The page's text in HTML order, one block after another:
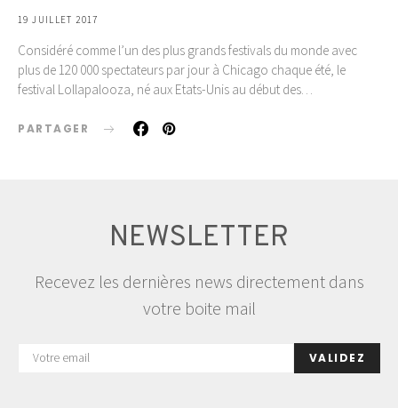
19 JUILLET 2017
Considéré comme l’un des plus grands festivals du monde avec
plus de 120 000 spectateurs par jour à Chicago chaque été, le
festival Lollapalooza, né aux Etats-Unis au début des…
PARTAGER
NEWSLETTER
Recevez les dernières news directement dans
votre boite mail
VALIDEZ